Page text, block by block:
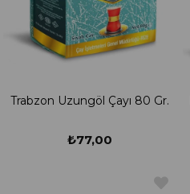
Trabzon Uzungöl Çayı 80 Gr.
₺77,00